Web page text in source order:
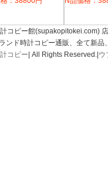
コピー館(supakopitokei.com)
ンド時計コピー通販、全て新
コピー | All Rights Reserved.| ウ